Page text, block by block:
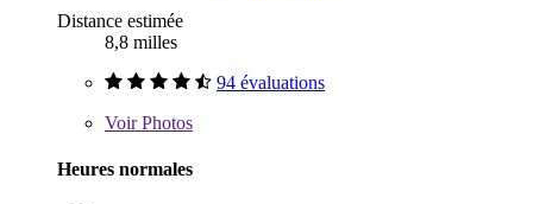
Distance estimée
8,8 milles
94 évaluations
VoirPhotos
Heures normales